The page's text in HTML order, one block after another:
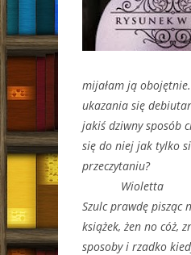
mijałam ją
ukazania się
jakiś dziwny sposób
się do niej jak tylko
przeczytaniu?
Wioletta
Szulc prawdę pisząc
książek, żen no cóż,
sposoby i rzadko